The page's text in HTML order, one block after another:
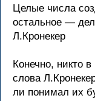
Целые числа
остальное —
Л.Кронекер
Конечно, никто
слова
ли понимал их